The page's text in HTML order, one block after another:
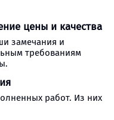
цены и качества
замечания и
требованиям
работ. Из них